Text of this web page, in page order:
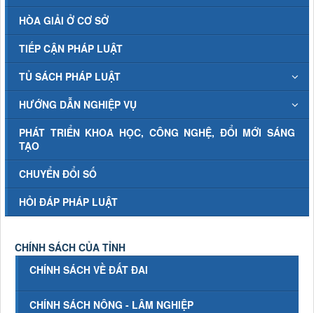
HÒA GIẢI Ở CƠ SỞ
TIẾP CẬN PHÁP LUẬT
TỦ SÁCH PHÁP LUẬT
HƯỚNG DẪN NGHIỆP VỤ
PHÁT TRIỂN KHOA HỌC, CÔNG NGHỆ, ĐỔI MỚI SÁNG
TẠO
CHUYỂN ĐỔI SỐ
HỎI ĐÁP PHÁP LUẬT
CHÍNH SÁCH CỦA TỈNH
CHÍNH SÁCH VỀ ĐẤT ĐAI
CHÍNH SÁCH NÔNG - LÂM NGHIỆP